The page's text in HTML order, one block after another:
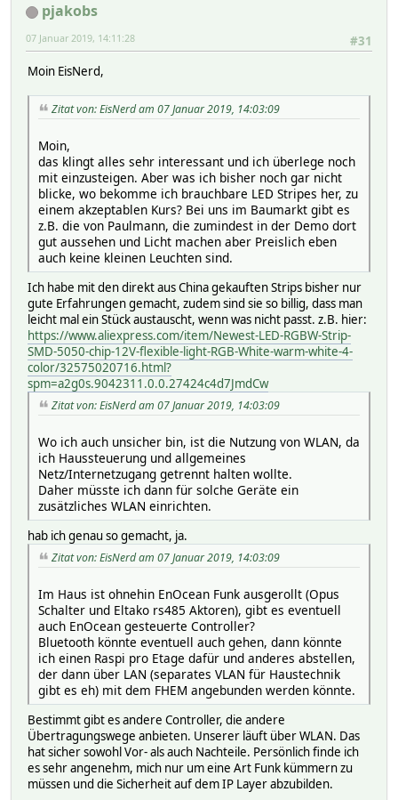
pjakobs
#31
07 Januar 2019, 14:11:28
Moin EisNerd,
Zitat von: EisNerd am 07 Januar 2019, 14:03:09
Moin,
das klingt alles sehr interessant und ich überlege noch
mit einzusteigen. Aber was ich bisher noch gar nicht
blicke, wo bekomme ich brauchbare LED Stripes her, zu
einem akzeptablen Kurs? Bei uns im Baumarkt gibt es
z.B. die von Paulmann, die zumindest in der Demo dort
gut aussehen und Licht machen aber Preislich eben
auch keine kleinen Leuchten sind.
Ich habe mit den direkt aus China gekauften Strips bisher nur
gute Erfahrungen gemacht, zudem sind sie so billig, dass man
leicht mal ein Stück austauscht, wenn was nicht passt. z.B. hier:
https://www.aliexpress.com/item/Newest-LED-RGBW-Strip-
SMD-5050-chip-12V-flexible-light-RGB-White-warm-white-4-
color/32575020716.html?
spm=a2g0s.9042311.0.0.27424c4d7JmdCw
Zitat von: EisNerd am 07 Januar 2019, 14:03:09
Wo ich auch unsicher bin, ist die Nutzung von WLAN, da
ich Haussteuerung und allgemeines
Netz/Internetzugang getrennt halten wollte.
Daher müsste ich dann für solche Geräte ein
zusätzliches WLAN einrichten.
hab ich genau so gemacht, ja.
Zitat von: EisNerd am 07 Januar 2019, 14:03:09
Im Haus ist ohnehin EnOcean Funk ausgerollt (Opus
Schalter und Eltako rs485 Aktoren), gibt es eventuell
auch EnOcean gesteuerte Controller?
Bluetooth könnte eventuell auch gehen, dann könnte
ich einen Raspi pro Etage dafür und anderes abstellen,
der dann über LAN (separates VLAN für Haustechnik
gibt es eh) mit dem FHEM angebunden werden könnte.
Bestimmt gibt es andere Controller, die andere
Übertragungswege anbieten. Unserer läuft über WLAN. Das
hat sicher sowohl Vor- als auch Nachteile. Persönlich finde ich
es sehr angenehm, mich nur um eine Art Funk kümmern zu
müssen und die Sicherheit auf dem IP Layer abzubilden.